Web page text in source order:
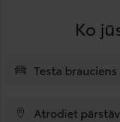
Ko
Testa brauciens
Atrodiet